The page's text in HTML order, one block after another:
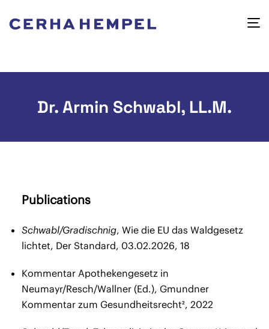
Dr. Armin Schwabl, LL.M.
Publications
Schwabl/Gradischnig, Wie die EU das Waldgesetz
lichtet, Der Standard, 03.02.2026, 18
Kommentar Apothekengesetz in
Neumayr/Resch/Wallner (Ed.), Gmundner
Kommentar zum Gesundheitsrecht², 2022